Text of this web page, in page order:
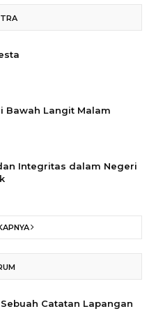
Bawah Langit Malam
Integritas dalam Negeri
Catatan Lapangan